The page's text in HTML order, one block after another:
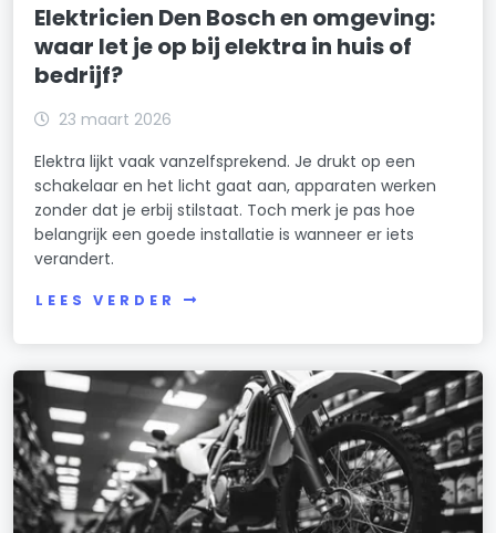
Elektricien Den Bosch en omgeving:
waar let je op bij elektra in huis of
bedrijf?
23 maart 2026
Elektra lijkt vaak vanzelfsprekend. Je drukt op een
schakelaar en het licht gaat aan, apparaten werken
zonder dat je erbij stilstaat. Toch merk je pas hoe
belangrijk een goede installatie is wanneer er iets
verandert.
LEES VERDER